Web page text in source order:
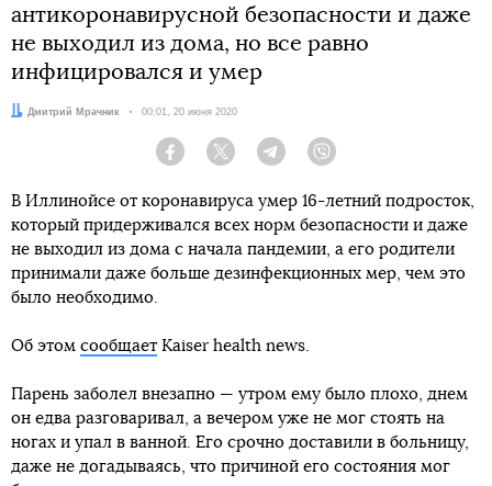
антикоронавирусной безопасности и даже
не выходил из дома, но все равно
инфицировался и умер
Автор:
Дмитрий Мрачник Дата:
00:01, 20 июня 2020
Facebook Twitter Telegram
В Иллинойсе от коронавируса умер 16-летний подросток,
который придерживался всех норм безопасности и даже
не выходил из дома с начала пандемии, а его родители
принимали даже больше дезинфекционных мер, чем это
было необходимо.
Об этом сообщает Kaiser health news.
Парень заболел внезапно — утром ему было плохо, днем
он едва разговаривал, а вечером уже не мог стоять на
ногах и упал в ванной. Его срочно доставили в больницу,
даже не догадываясь, что причиной его состояния мог